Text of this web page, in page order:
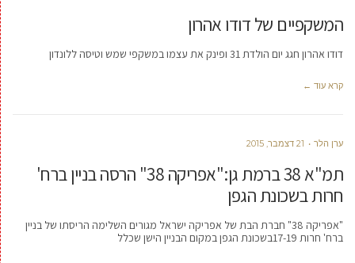
המשקפיים של דודו אהרון
דודו אהרון חגג יום הולדת 31 ופינק את עצמו במשקפי שמש וטיסה ללונדון
קרא עוד ←
ערן הלר 21 דצמבר, 2015
תמ"א 38 ברמת גן:"אפריקה 38" הרסה בניין ברח'
חרות בשכונת הגפן
"אפריקה 38" חברת הבת של אפריקה ישראל מגורים השלימה הריסתו של בניין
ברח' חרות 17-19בשכונת הגפן במקום הבניין הישן שכלל